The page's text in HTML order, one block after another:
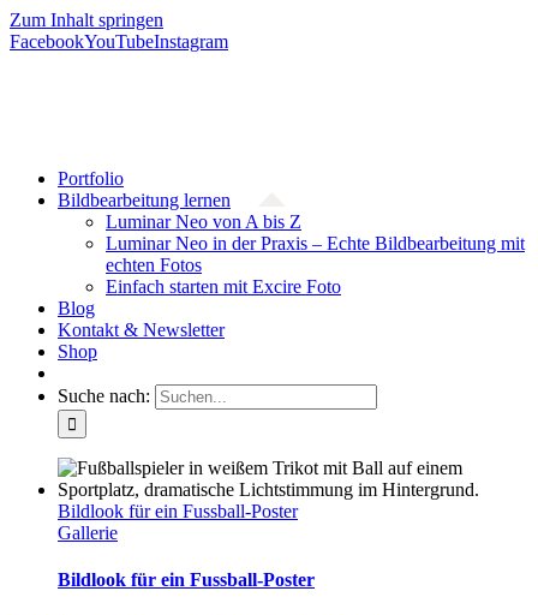
Zum Inhalt springen
FacebookYouTubeInstagram
Portfolio
Bildbearbeitung lernen
Luminar Neo von A bis Z
Luminar Neo in der Praxis – Echte Bildbearbeitung mit
echten Fotos
Einfach starten mit Excire Foto
Blog
Kontakt & Newsletter
Shop
Suche nach:
Bildlook für ein Fussball-Poster
Gallerie
Bildlook für ein Fussball-Poster